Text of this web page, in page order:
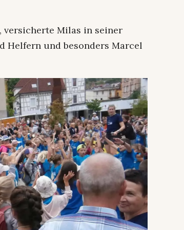
versicherte Milas in seiner
Helfern und besonders Marcel